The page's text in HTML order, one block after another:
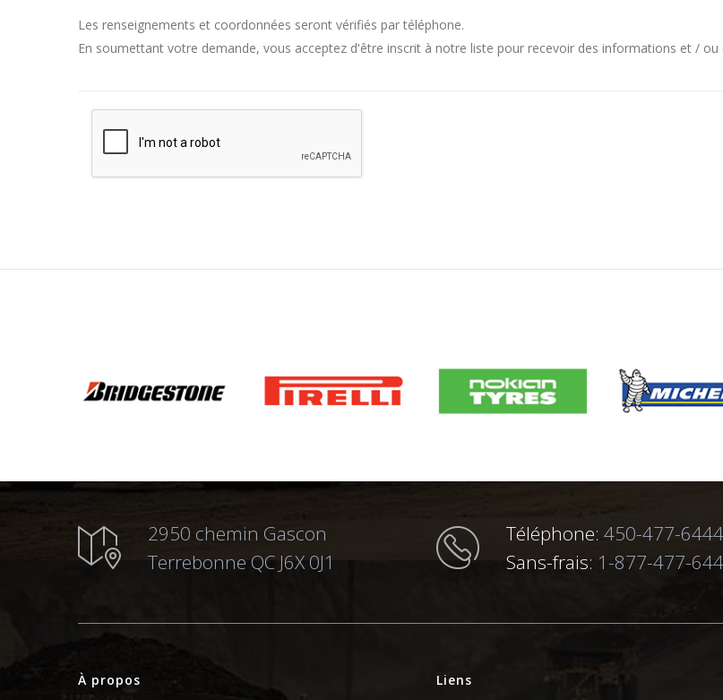
Les renseignements et coordonnées seront vérifiés par téléphone.
En soumettant votre demande, vous acceptez d'être inscrit à notre liste pour recevoir des informations et /
2950 chemin Gascon
Terrebonne QC J6X 0J1
Téléphone: 450-477-6444
Sans-frais: 1-877-477-
À propos Liens